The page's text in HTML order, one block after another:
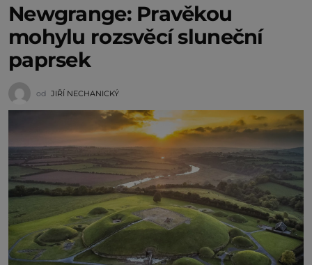
Newgrange: Pravěkou
mohylu rozsvěcí sluneční
paprsek
od JIŘÍ NECHANICKÝ